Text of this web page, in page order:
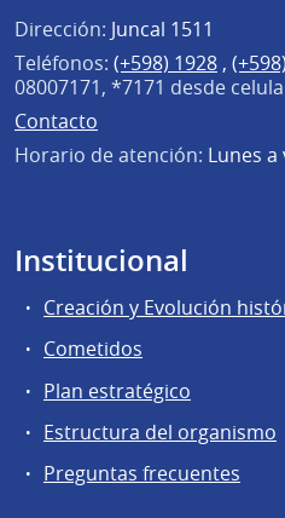
Dirección: Juncal 1511
Teléfonos: (+598) 1928 ,
08007171, *7171 desde
Contacto
Horario de atención: Lunes a
Institucional
Creación y Evolución
Cometidos
Plan estratégico
Estructura del organismo
Preguntas frecuentes